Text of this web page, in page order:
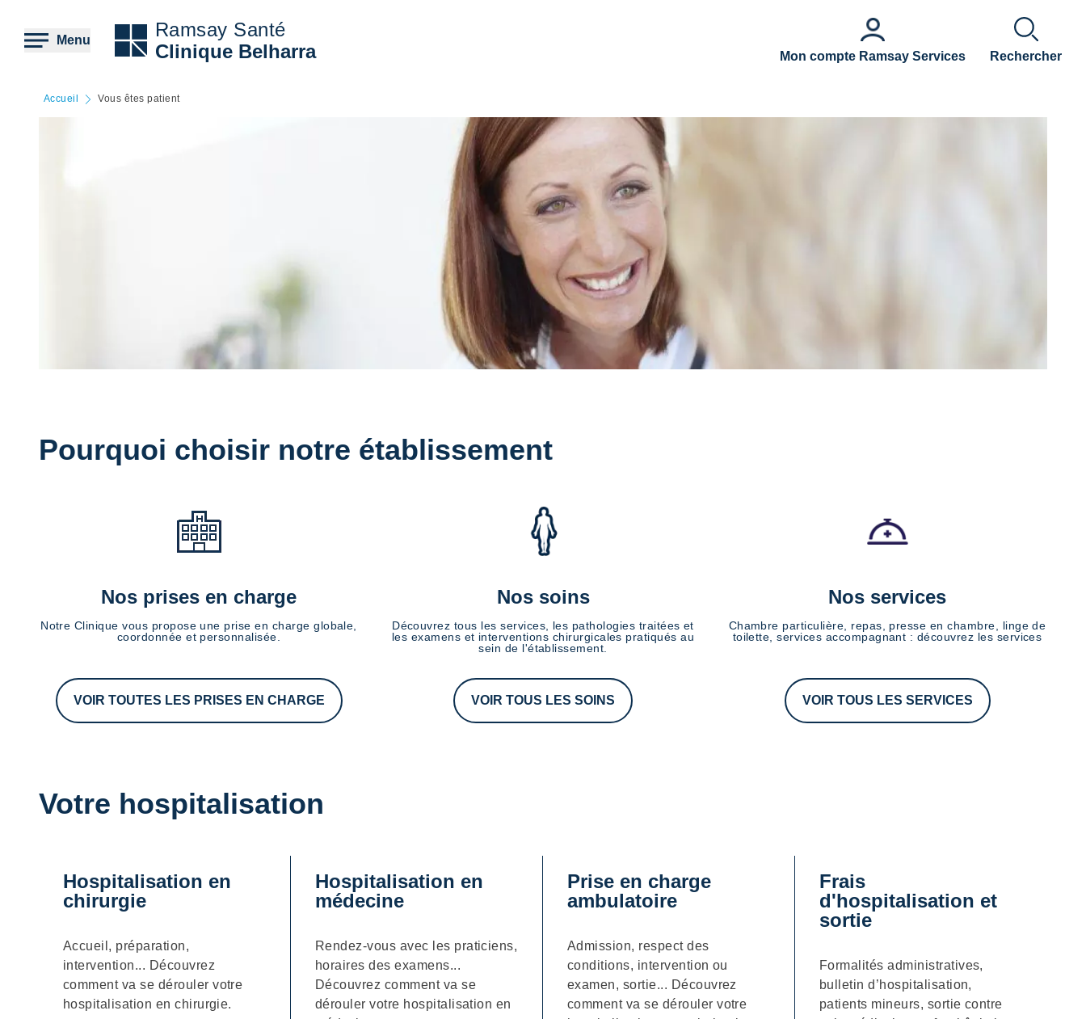
contenu
principal
Menu
Ramsay Santé
Clinique Belharra
Mon compte Ramsay Services Rechercher
Accueil Vous êtes patient
Pourquoi choisir notre établissement
Nos prises en charge
Notre Clinique vous propose une prise en charge globale,
coordonnée et personnalisée.
VOIR TOUTES LES PRISES EN CHARGE
Nos soins
Découvrez tous les services, les pathologies traitées et
les examens et interventions chirurgicales pratiqués au
sein de l'établissement.
VOIR TOUS LES SOINS
Nos services
Chambre particulière, repas, presse en chambre, linge de
toilette, services accompagnant : découvrez les services
VOIR TOUS LES SERVICES
Votre hospitalisation
Hospitalisation en
chirurgie
Accueil, préparation,
intervention... Découvrez
comment va se dérouler votre
hospitalisation en chirurgie.
Hospitalisation en
médecine
Rendez-vous avec les praticiens,
horaires des examens...
Découvrez comment va se
dérouler votre hospitalisation en
Prise en charge
ambulatoire
Admission, respect des
conditions, intervention ou
examen, sortie... Découvrez
comment va se dérouler votre
Frais
d'hospitalisation et
sortie
Formalités administratives,
bulletin d’hospitalisation,
patients mineurs, sortie contre